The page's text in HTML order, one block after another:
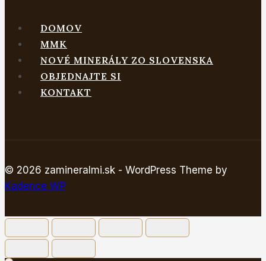
DOMOV
MMK
NOVÉ MINERÁLY ZO SLOVENSKA
OBJEDNAJTE SI
KONTAKT
© 2026 zamineralmi.sk - WordPress Theme by
Kadence WP